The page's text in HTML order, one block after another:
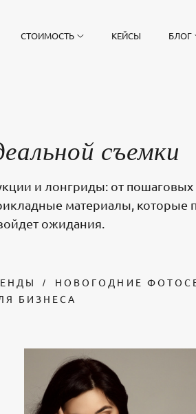
СТОИМОСТЬ КЕЙСЫ БЛОГ
съемки
и лонгриды: от пошаговых
материалы, которые
ожидания.
НОВОГОДНИЕ
БИЗНЕСА